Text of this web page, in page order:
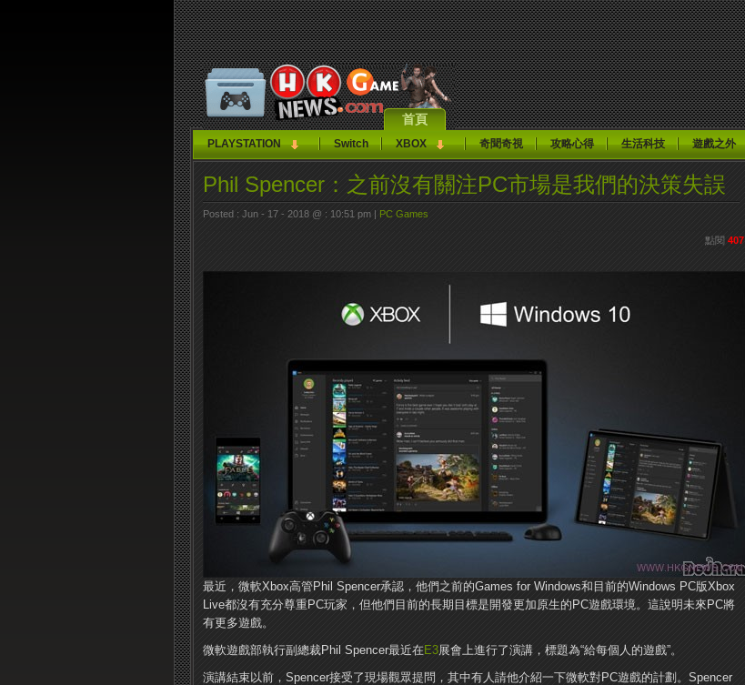
首頁
PLAYSTATION Switch XBOX 奇聞奇視 攻略心得 生活科技 遊戲之外
Phil Spencer：之前沒有關注PC市場是我們的決策失誤
Posted : Jun - 17 - 2018 @ : 10:51 pm | PC Games
點閱 407
最近，微軟Xbox高管Phil Spencer承認，他們之前的Games for Windows和目前的Windows PC版Xbox
Live都沒有充分尊重PC玩家，但他們目前的長期目標是開發更加原生的PC遊戲環境。這說明未來PC將
有更多遊戲。
微軟遊戲部執行副總裁Phil Spencer最近在E3展會上進行了演講，標題為“給每個人的遊戲”。
演講結束以前，Spencer接受了現場觀眾提問，其中有人請他介紹一下微軟對PC遊戲的計劃。Spencer